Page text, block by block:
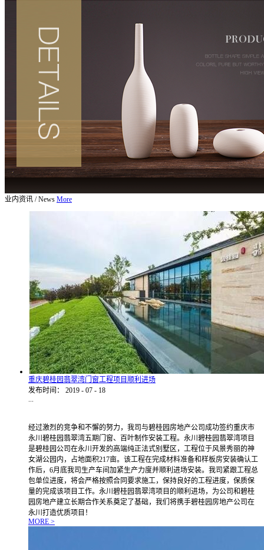
业内资讯 / News More
重庆碧桂园翡翠湾门窗工程项目顺利进场
发布时间：
2019 - 07 - 18
...
经过激烈的竞争和不懈的努力，我司与碧桂园房地产公司成功签约重庆市
永川碧桂园翡翠湾五期门窗、百叶制作安装工程。永川碧桂园翡翠湾项目
是碧桂园公司在永川开发的高端纯正法式别墅区，工程位于风景秀丽的神
女湖公园内，占地面积217亩。该工程在完成材料准备和样板房安装确认工
作后，6月底我司生产车间加紧生产力度并顺利进场安装。我司紧跟工程总
包单位进度，将会严格按照合同要求施工，保持良好的工程进度，保质保
量的完成该项目工作。永川碧桂园翡翠湾项目的顺利进场，为公司和碧桂
园房地产建立长期合作关系奠定了基础，我们将携手碧桂园房地产公司在
永川打造优质项目！
MORE >